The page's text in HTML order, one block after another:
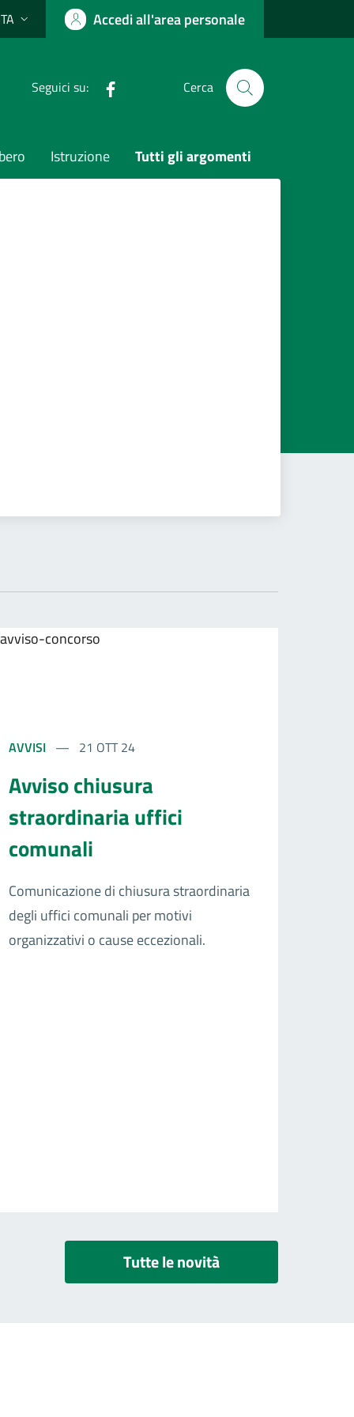
attiva: Accedi all'area personale
Seguici su: Cerca
Istruzione Tutti gli argomenti
AVVISI 21 OTT 24
Avviso chiusura
straordinaria uffici
comunali
Comunicazione di chiusura straordinaria
degli uffici comunali per motivi
organizzativi o cause eccezionali.
Tutte le novità